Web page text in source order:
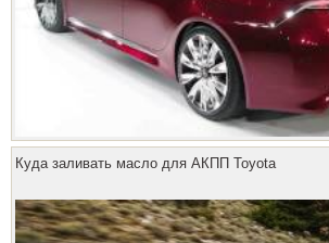
Куда заливать масло для АКПП Toyota